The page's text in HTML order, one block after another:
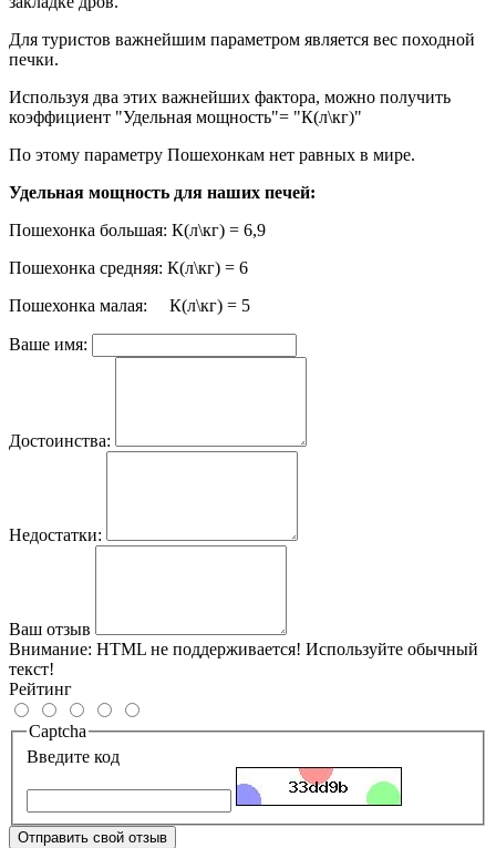
Для туристов важнейшим параметром является вес походной
печки.
Используя два этих важнейших фактора, можно получить
коэффициент "Удельная мощность"= "К(л\кг)"
По этому параметру Пошехонкам нет равных в мире.
Удельная мощность для наших печей:
Пошехонка большая: К(л\кг) = 6,9
Пошехонка средняя: К(л\кг) = 6
Пошехонка малая: К(л\кг) = 5
Ваше имя:
Достоинства:
Недостатки:
Ваш отзыв
Внимание: HTML не поддерживается! Используйте обычный
текст!
Рейтинг
Captcha
Введите код
Отправить свой отзыв